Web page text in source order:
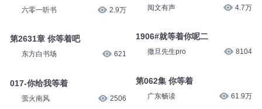
六零一听书 2.9万
第2631章 你等着吧
东方白书场 621
017-你给我等着
萤火南风 2506
阅文有声 4.7万
1906#就等着你呢二
撒旦先生pro 8104
第062集 你等着
广东畅读 61.9万